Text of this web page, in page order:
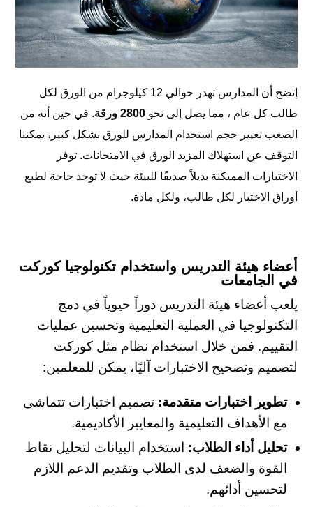
إتضح أن المدارس تهدر حوالي 12 كيلوجرام من الورق لكل
طالب كل عام ، مما يصل إلى نحو2800 ورقة
. في حين أنه من
الصعب تغيير حجم استخدام المدارس للورق بشكل كبير، يمكننا
التوقف عن استهلاك المزيد الورق في الامتحانات. توفر
الاختبارات المميكنة بديلاً صديقًا للبيئة حيث لا توجد حاجة لطبع
أوراق الاختبار لكل طالب، ولكل مادة.
أعضاء هيئة التدريس واستخدام تكنولوجيا كوركت
في الجامعات
يلعب أعضاء هيئة التدريس دوراً حيوياً في دمج
التكنولوجيا في العملية التعليمية وتحسين عمليات
التقييم. فمن خلال استخدام نظام مثل كوركت
لتصميم وتصحيح الاختبارات آليًا، يمكن للمعلمين:
تطوير اختبارات متقدمة: تصميم اختبارات تتماشى
مع الأهداف التعليمية والمعايير الأكاديمية.
تحليل أداء الطلاب: استخدام البيانات لتحليل نقاط
القوة والضعف لدى الطلاب وتقديم الدعم اللازم
لتحسين أدائهم.